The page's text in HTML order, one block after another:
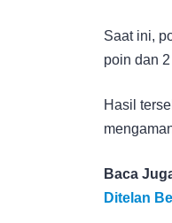
Saat ini,
poin dan
Hasil
Baca
Ditelan